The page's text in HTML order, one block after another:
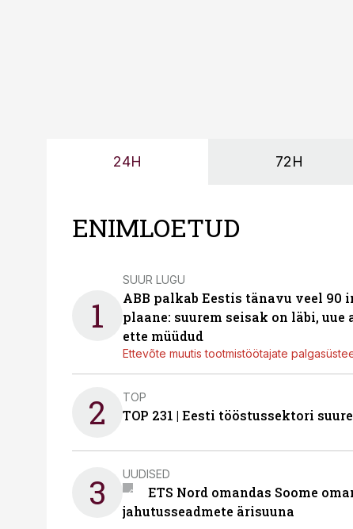
24H 72H
ENIMLOETUD
1
SUUR LUGU
ABB palkab Eestis tänavu veel 90
plaane: suurem seisak on läbi,
ette müüdud
Ettevõte muutis tootmistöötajate
2 TOP
TOP 231 | Eesti tööstussektori
3 UUDISED
ETS Nord omandas Soome
jahutusseadmete ärisuuna